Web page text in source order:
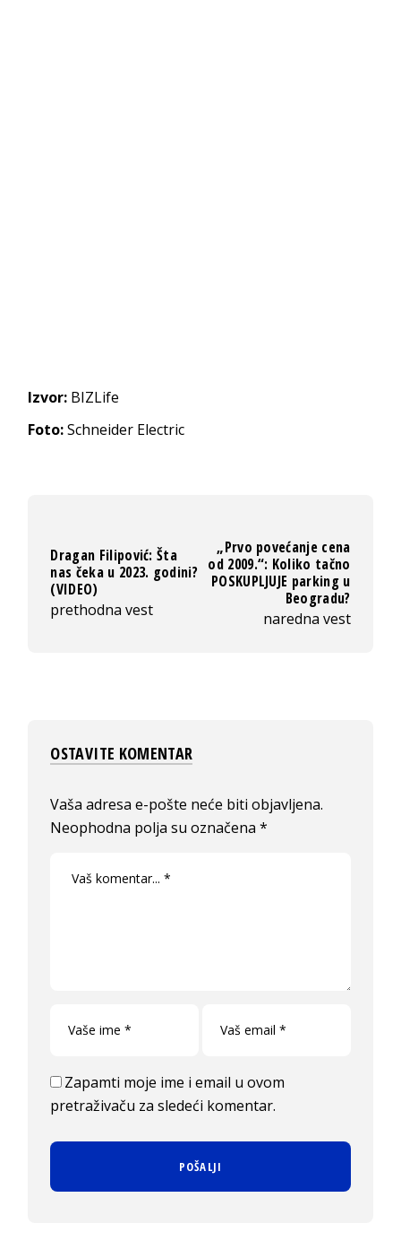
Izvor: BIZLife
Foto:Schneider Electric
Dragan Filipović: Šta
nas čeka u 2023. godini?
(VIDEO)
prethodna vest
„Prvo povećanje cena
od 2009.“: Koliko tačno
POSKUPLJUJE parking u
Beogradu?
naredna vest
OSTAVITE KOMENTAR
Vaša adresa e-pošte neće biti objavljena.
Neophodna polja su označena*
Zapamti moje ime i email u ovom
pretraživaču za sledeći komentar.